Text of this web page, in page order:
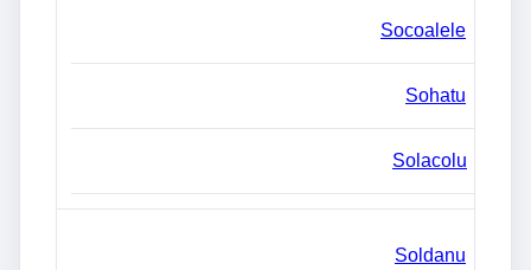
Socoalele
Sohatu
Solacolu
Soldanu